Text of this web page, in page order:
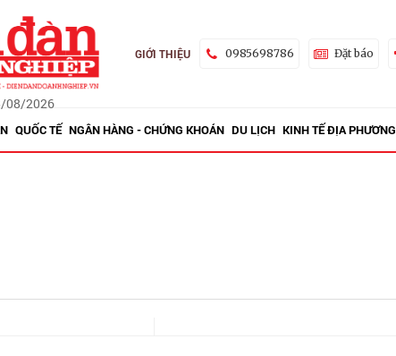
08/2026
GIỚI THIỆU 0985698786 Đặt báo
QUỐC TẾ NGÂN HÀNG - CHỨNG KHOÁN DU LỊCH KINH TẾ ĐỊA PHƯƠNG